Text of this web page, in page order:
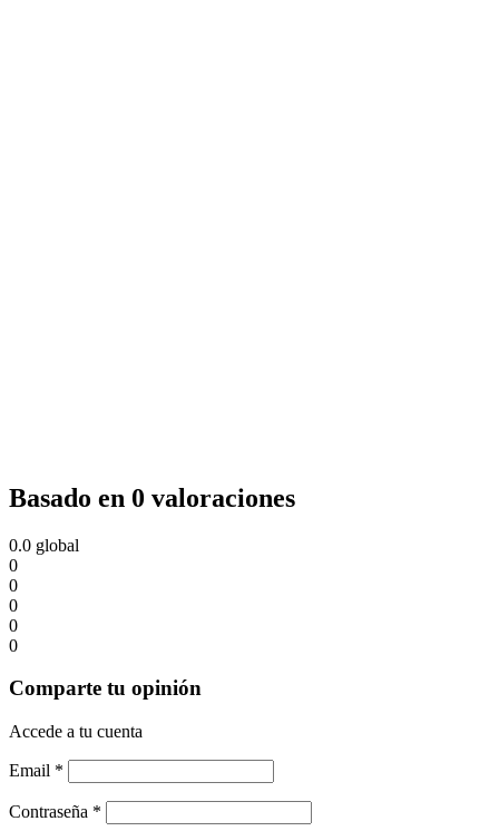
Basado en 0 valoraciones
0.0 global
0
0
0
0
0
Comparte tu opinión
Accede a tu cuenta
Email *
Contraseña *